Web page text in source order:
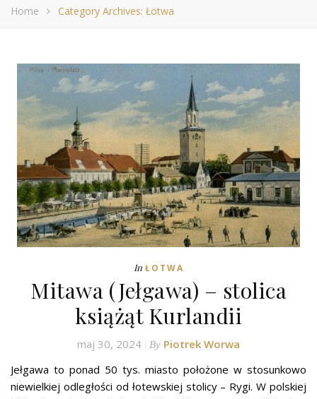
Home Category Archives: Łotwa
In ŁOTWA
Mitawa (Jełgawa) – stolica
książąt Kurlandii
maj 30, 2024 By Piotrek Worwa
Jełgawa to ponad 50 tys. miasto położone w stosunkowo
niewielkiej odległości od łotewskiej stolicy – Rygi. W polskiej